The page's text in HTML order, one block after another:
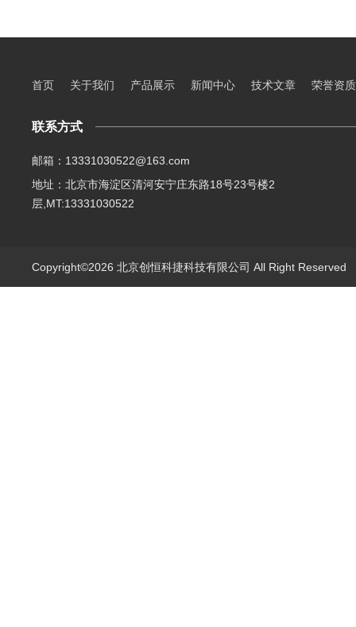
首页 关于我们 产品展示 新闻中心 技术文章 荣誉资质
联系方式
邮箱：13331030522@163.com
地址：北京市海淀区清河安宁庄东路18号23号楼2
层,MT:13331030522
Copyright©2026 北京创恒科捷科技有限公司 All Right